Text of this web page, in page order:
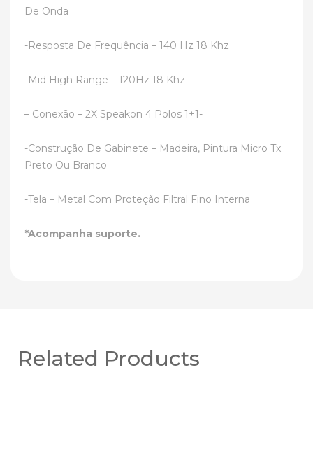
De Onda
-Resposta De Frequência – 140 Hz 18 Khz
-Mid High Range – 120Hz 18 Khz
– Conexão – 2X Speakon 4 Polos 1+1-
-Construção De Gabinete – Madeira, Pintura Micro Tx
Preto Ou Branco
-Tela – Metal Com Proteção Filtral Fino Interna
*Acompanha suporte.
Related Products